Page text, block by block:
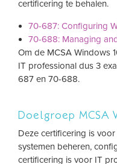
certificering te behalen.
70-687: Configuring
70-688: Managing
Om de MCSA Windows
IT professional dus 3
687 en 70-688.
Doelgroep MCSA
Deze certificering is
systemen beheren,
certificering is voor IT